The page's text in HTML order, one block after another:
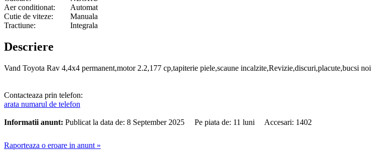
Aer conditionat:
Automat
Cutie de viteze:
Manuala
Tractiune:
Integrala
Descriere
Vand Toyota Rav 4,4x4 permanent,motor 2.2,177 cp,tapiterie piele,scaune incalzite,Revizie,discuri,placute,bucsi noi
Contacteaza prin telefon:
arata numarul de telefon
Informatii anunt: Publicat la data de: 8 September 2025 Pe piata de: 11 luni Accesari: 1402
Raporteaza o eroare in anunt »